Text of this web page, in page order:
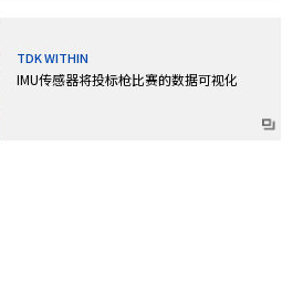
TDK WITHIN
IMU传感器将投标枪比赛的数据可视化